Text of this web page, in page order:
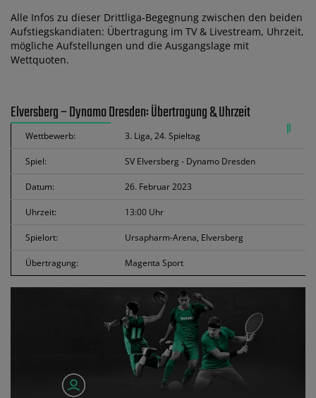
Alle Infos zu dieser Drittliga-Begegnung zwischen den beiden
Aufstiegskandiaten: Übertragung im TV & Livestream, Uhrzeit,
mögliche Aufstellungen und die Ausgangslage mit
Wettquoten.
Elversberg – Dynamo Dresden: Übertragung & Uhrzeit
Wettbewerb: 3. Liga, 24. Spieltag
Spiel: SV Elversberg - Dynamo Dresden
Datum: 26. Februar 2023
Uhrzeit: 13:00 Uhr
Spielort: Ursapharm-Arena, Elversberg
Übertragung: Magenta Sport